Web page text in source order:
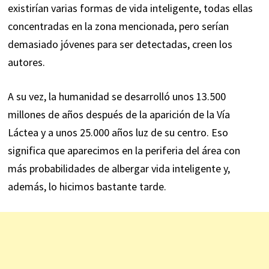
existirían varias formas de vida inteligente, todas ellas
concentradas en la zona mencionada, pero serían
demasiado jóvenes para ser detectadas, creen los
autores.
A su vez, la humanidad se desarrolló unos 13.500
millones de años después de la aparición de la Vía
Láctea y a unos 25.000 años luz de su centro. Eso
significa que aparecimos en la periferia del área con
más probabilidades de albergar vida inteligente y,
además, lo hicimos bastante tarde.